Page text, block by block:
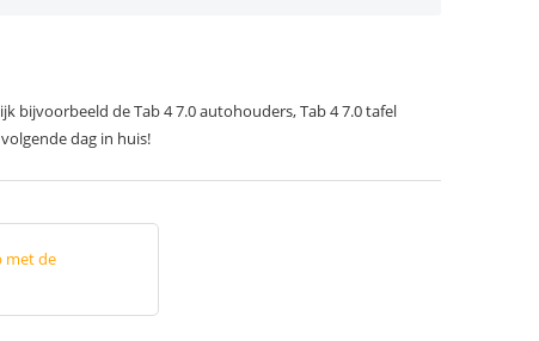
bijvoorbeeld de Tab 4 7.0 autohouders, Tab 4 7.0 tafel
dag in huis!
met de